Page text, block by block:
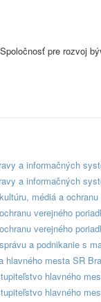
pre rozvoj
a informačných
a informačných
médiá a
verejného
verejného
a podnikanie s
hlavného mesta SR
hlavného
hlavného